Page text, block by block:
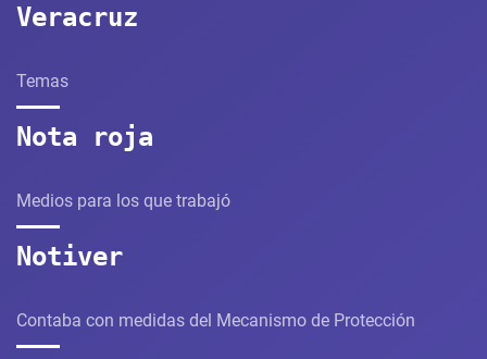
Veracruz
Temas
Nota roja
Medios para los que trabajó
Notiver
Contaba con medidas del Mecanismo de Protección